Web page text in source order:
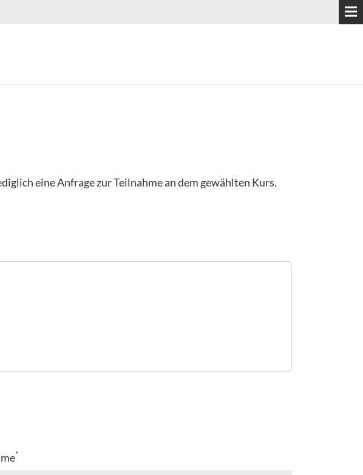
eine Anfrage zur Teilnahme an dem gewählten Kurs.
*